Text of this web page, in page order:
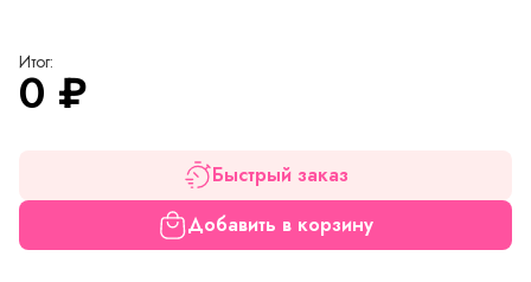
Итог:
0 ₽
Быстрый заказ
Добавить в корзину